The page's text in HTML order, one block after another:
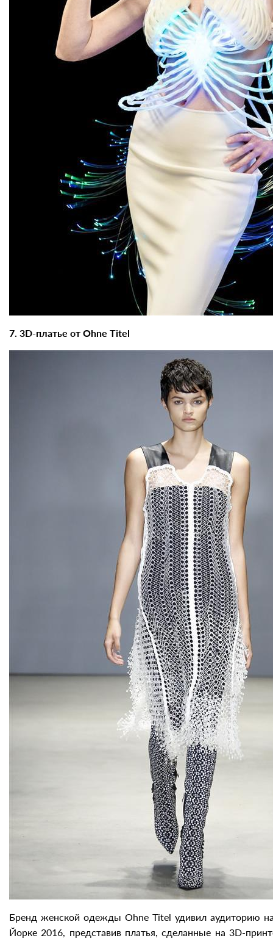
7. 3D-платье от Ohne Titel
Бренд женской одежды Ohne Titel удивил аудиторию
Йорке 2016, представив платья, сделанные на 3D-